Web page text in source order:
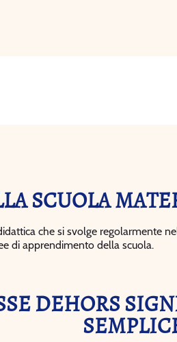
SCUOLA
che si svolge regolarmente
di apprendimento della scuola.
DEHORS